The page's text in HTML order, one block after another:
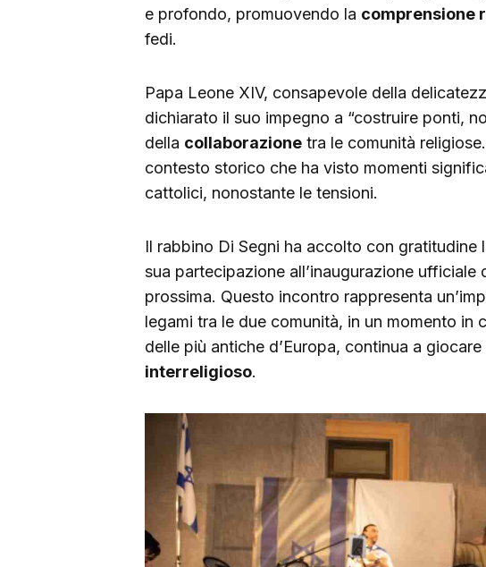
e profondo, promuovendo la comprensione
fedi.
Papa Leone XIV, consapevole della
dichiarato il suo impegno a “costruire ponti,
della collaborazione tra le comunità
contesto storico che ha visto momenti
cattolici, nonostante le tensioni.
Il rabbino Di Segni ha accolto con gratitudine
sua partecipazione all’inaugurazione
prossima. Questo incontro rappresenta
legami tra le due comunità, in un momento in
delle più antiche d’Europa, continua a
interreligioso.